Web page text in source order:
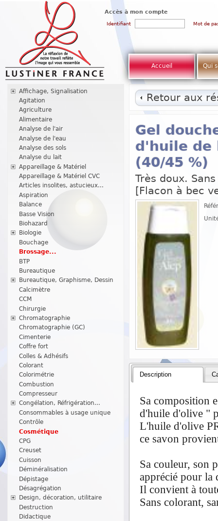
Accès à mon compte
Identifiant Mot de
Accueil Qui
Affichage, Signalisation
Agitation
Agriculture
Alimentaire
Analyse de l'air
Analyse de l'eau
Analyse des sols
Analyse du lait
Appareillage & Matériel
Appareillage & Matériel CVC
Articles insolites, astucieux...
Aspiration
Balance
Basse Vision
Biohazard
Biologie
Bouchage
Brossage...
BTP
Bureautique
Bureautique, Graphisme, Dessin
Calcimètre
CCM
Chirurgie
Chromatographie
Chromatographie (GC)
Cimenterie
Coffre fort
Colles & Adhésifs
Colorant
Colorimétrie
Combustion
Compresseur
Congélation, Réfrigération...
Consommables à usage unique
Contrôle
Cosmétique
CPG
Creuset
Cuisson
Déminéralisation
Dépistage
Désagrégation
Design, décoration, utilitaire
Destruction
Didactique
Retour aux
Gel
d'huile de
(40/45 %)
Très doux.
[Flacon à bec
Description
Sa composition
d'huile d'olive "
L'huile d'olive
ce savon
Sa couleur, son
apprécié pour la
Il convient à
Sans colorant,